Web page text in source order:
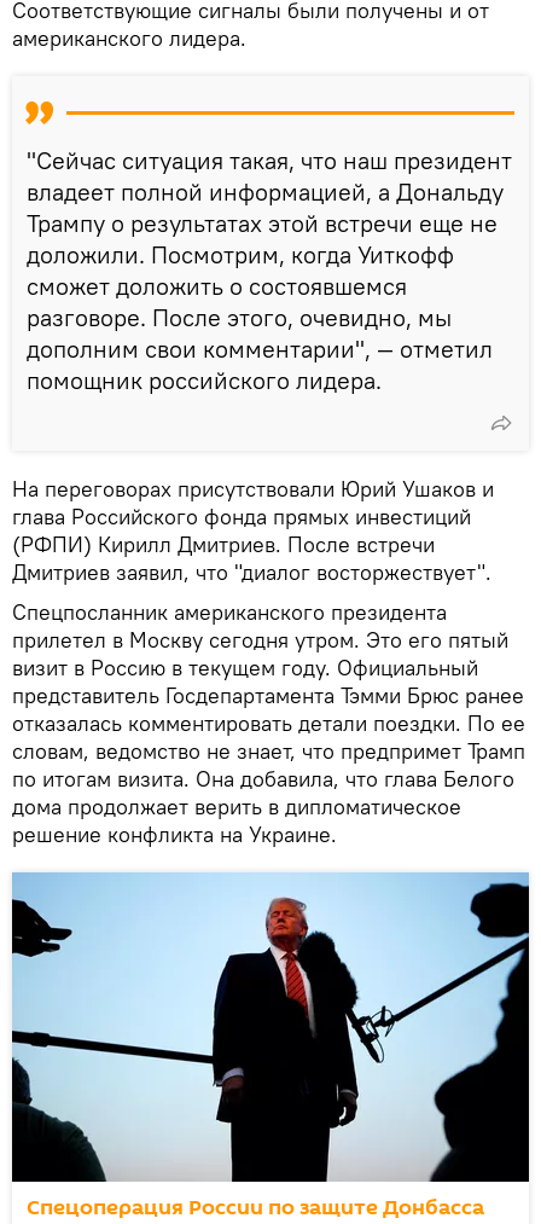
Соответствующие сигналы были получены и от
американского лидера.
"Сейчас ситуация такая, что наш президент
владеет полной информацией, а Дональду
Трампу о результатах этой встречи еще не
доложили. Посмотрим, когда Уиткофф
сможет доложить о состоявшемся
разговоре. После этого, очевидно, мы
дополним свои комментарии", — отметил
помощник российского лидера.
На переговорах присутствовали Юрий Ушаков и
глава Российского фонда прямых инвестиций
(РФПИ) Кирилл Дмитриев. После встречи
Дмитриев заявил, что "диалог восторжествует".
Спецпосланник американского президента
прилетел в Москву сегодня утром. Это его пятый
визит в Россию в текущем году. Официальный
представитель Госдепартамента Тэмми Брюс ранее
отказалась комментировать детали поездки. По ее
словам, ведомство не знает, что предпримет Трамп
по итогам визита. Она добавила, что глава Белого
дома продолжает верить в дипломатическое
решение конфликта на Украине.
Спецоперация России по защите Донбасса